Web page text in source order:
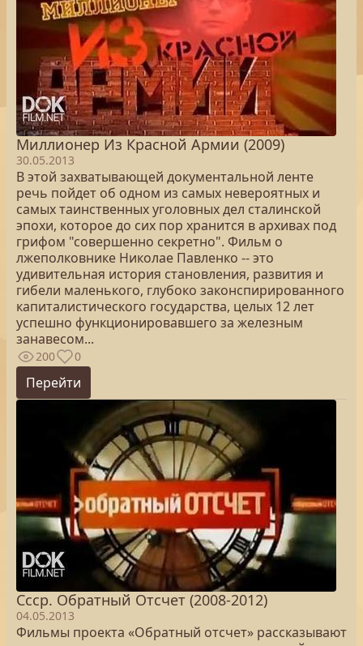
Миллионер Из Красной Армии (2009)
30.05.2013
В этой захватывающей документальной ленте
речь пойдет об одном из самых невероятных и
самых таинственных уголовных дел сталинской
эпохи, которое до сих пор хранится в архивах под
грифом "совершенно секретно". Фильм о
лжеполковнике Николае Павленко -- это
удивительная история становления, развития и
гибели маленького, глубоко законспирированного
капиталистического государства, целых 12 лет
успешно функционировавшего за железным
занавесом...
200 0
Перейти
Ссср. Обратный Отсчет (2008-2012)
04.05.2013
Фильмы проекта «Обратный отсчет» рассказывают